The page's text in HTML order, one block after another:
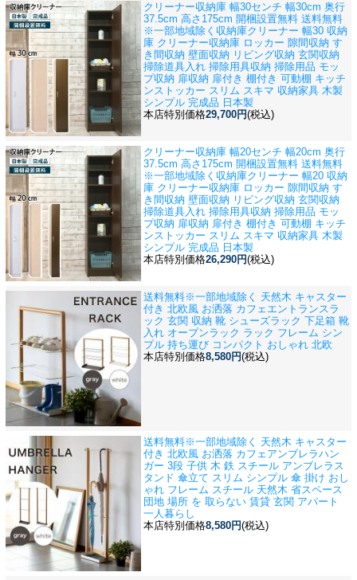
クリーナー収納庫 幅30センチ 幅30cm 奥行
37.5cm 高さ175cm 開梱設置無料 送料無料
※一部地域除く 収納庫クリーナー 幅30 収納
庫 クリーナー収納庫 ロッカー 隙間収納 す
き間収納 壁面収納 リビング収納 玄関収納
掃除道具入れ 掃除用具収納 掃除用品 モッ
プ収納 扉収納 扉付き 棚付き 可動棚 キッチ
ンストッカー スリム スキマ 収納家具 木製
シンプル 完成品 日本製
本店特別価格29,700円(税込)
クリーナー収納庫 幅20センチ 幅20cm 奥行
37.5cm 高さ175cm 開梱設置無料 送料無料
※一部地域除く 収納庫クリーナー 幅20 収納
庫 クリーナー収納庫 ロッカー 隙間収納 す
き間収納 壁面収納 リビング収納 玄関収納
掃除道具入れ 掃除用具収納 掃除用品 モッ
プ収納 扉収納 扉付き 棚付き 可動棚 キッチ
ンストッカー スリム スキマ 収納家具 木製
シンプル 完成品 日本製
本店特別価格26,290円(税込)
送料無料※一部地域除く 天然木 キャスター
付き 北欧風 お洒落 カフェエントランスラ
ック 玄関 収納 靴 シューズラック 下足箱 靴
入れ オープンラック ラック フレーム シン
プル 持ち運び コンパクト おしゃれ 北欧
本店特別価格8,580円(税込)
送料無料※一部地域除く 天然木 キャスター
付き 北欧風 お洒落 カフェアンブレラハン
ガー 3段 子供 木 鉄 スチール アンブレラス
タンド 傘立て スリム シンプル 傘 掛け おし
ゃれ フレーム スチール 天然木 省スペース
団地 場所 を 取らない 賃貸 玄関 アパート
一人暮らし
本店特別価格8,580円(税込)